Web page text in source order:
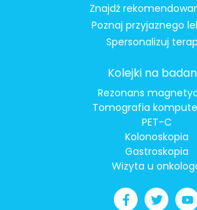
Znajdź
Poznaj przyjaznego
Spersonalizuj
Kolejki na
Rezonans
Tomografia
PET-C
Kolonoskopia
Gastroskopia
Wizyta u